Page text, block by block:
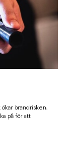
brandrisken.
på för att